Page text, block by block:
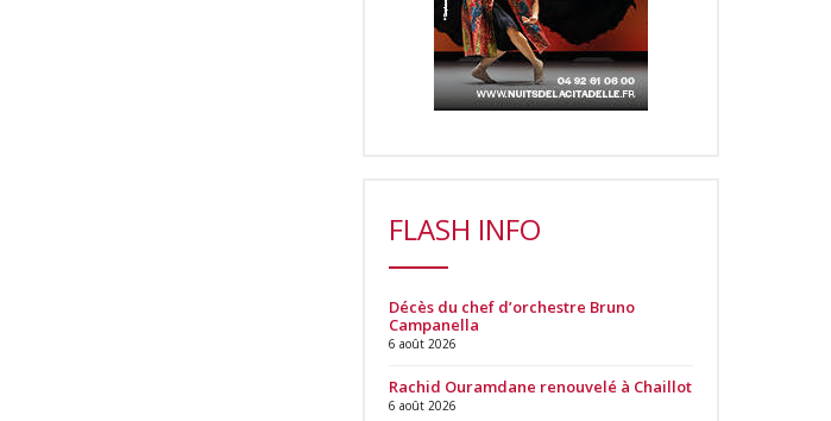
FLASH INFO
Décès du chef d’orchestre Bruno
Campanella
6 août 2026
Rachid Ouramdane renouvelé à Chaillot
6 août 2026